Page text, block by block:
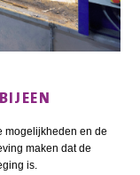
mogelijkheden en de
maken dat de
is.